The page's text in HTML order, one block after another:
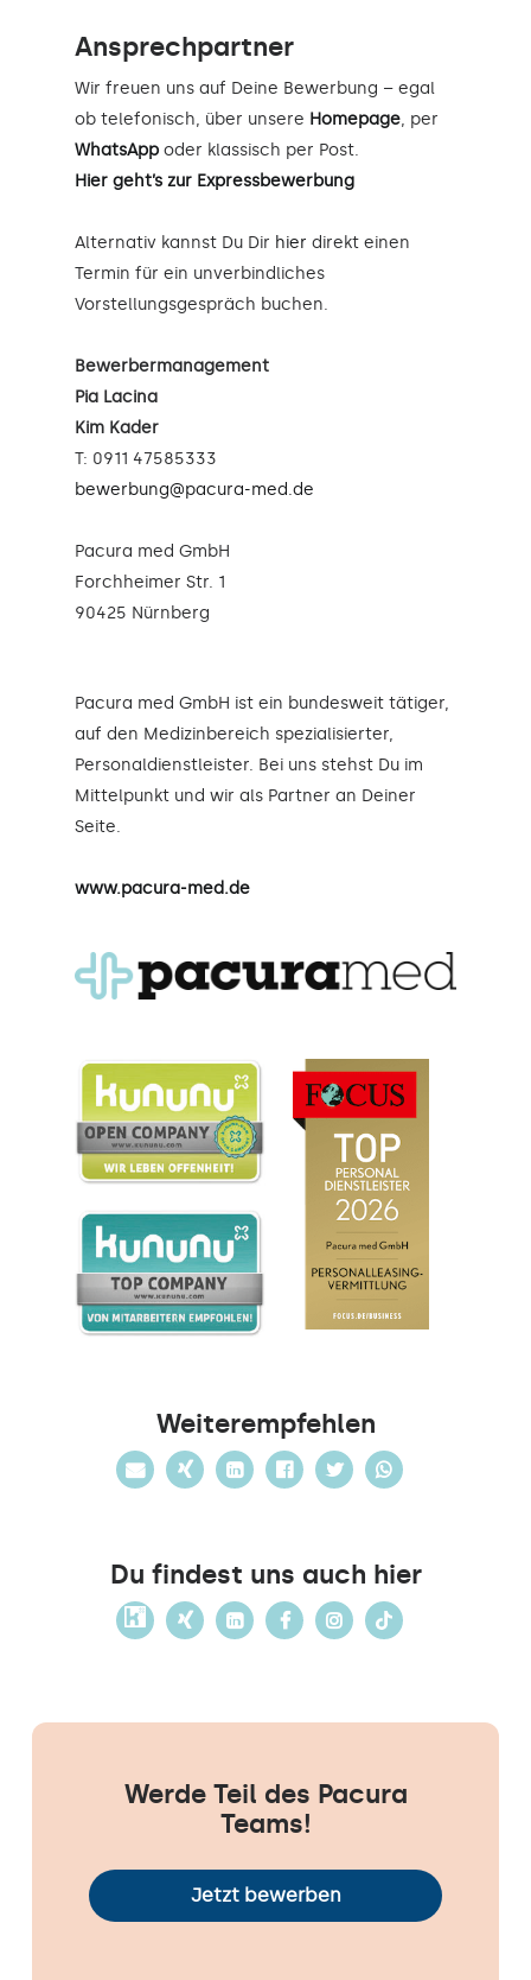
Ansprechpartner
Wir freuen uns auf Deine Bewerbung – egal
ob telefonisch, über unsere Homepage, per
WhatsApp oder klassisch per Post.
Hier geht’s zur Expressbewerbung
Alternativ kannst Du Dir hier direkt einen
Termin für ein unverbindliches
Vorstellungsgespräch buchen.
Bewerbermanagement
Pia Lacina
Kim Kader
T: 0911 47585333
bewerbung@pacura-med.de
Pacura med GmbH
Forchheimer Str. 1
90425 Nürnberg
Pacura med GmbH ist ein bundesweit tätiger,
auf den Medizinbereich spezialisierter,
Personaldienstleister. Bei uns stehst Du im
Mittelpunkt und wir als Partner an Deiner
Seite.
www.pacura-med.de
Weiterempfehlen
Du findest uns auch hier
Werde Teil des Pacura
Teams!
Jetzt bewerben